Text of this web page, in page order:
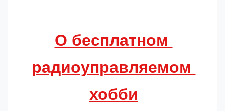
О бесплатном
радиоуправляемом
хобби